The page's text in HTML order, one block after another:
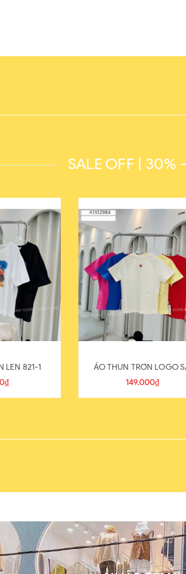
SALE OFF | 30%
LEN 821-1
ÁO THUN TRƠN LOGO
149.000₫